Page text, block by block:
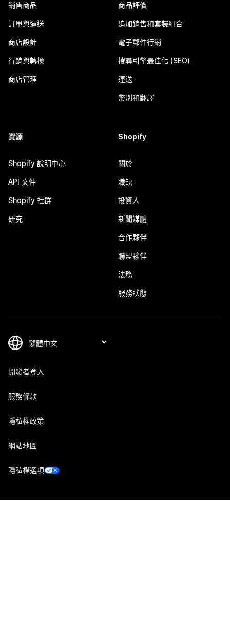
銷售商品
訂單與運送
商店設計
行銷與轉換
商店管理
商品評價
追加銷售和套裝組合
電子郵件行銷
搜尋引擎最佳化 (SEO)
運送
幣別和翻譯
資源
Shopify 說明中心
API 文件
Shopify 社群
研究
Shopify
關於
職缺
投資人
新聞媒體
合作夥伴
聯盟夥伴
法務
服務狀態
開發者登入
服務條款
隱私權政策
網站地圖
隱私權選項